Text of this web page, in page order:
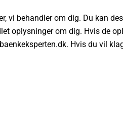
vi behandler om dig. Du kan
oplysninger om dig. Hvis de
Hvis du vil